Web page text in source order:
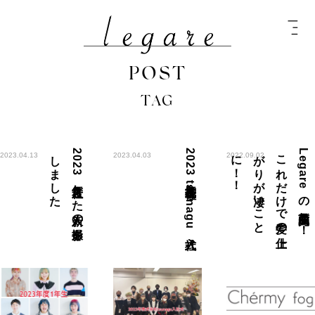
POST
TAG
2023.04.13 2
0
2
3
年度入社し
た
新人の
撮影を
し
ま
し
た 2023.04.03 2023年度株式会社tsunagu入社式 2022.09.02 L
e
g
a
r
e
の
新商品完成！
！
こ
れ
だ
け
で
髪の
仕上
が
り
が
凄い
こ
と
に
！
！